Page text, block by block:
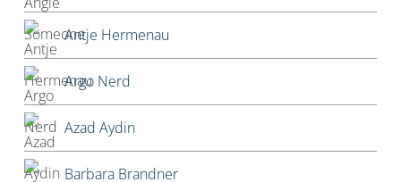
Antje Hermenau
Argo Nerd
Azad Aydin
Barbara Brandner